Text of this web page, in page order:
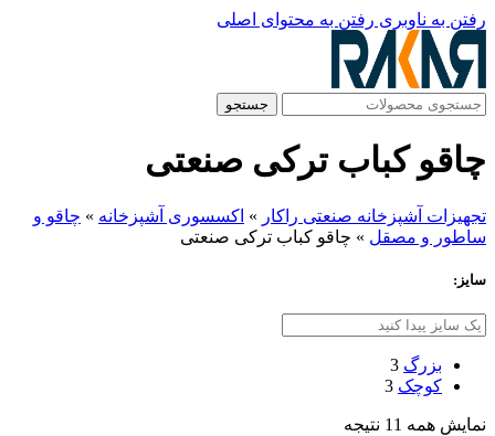
رفتن به ناوبری رفتن به محتوای اصلی
جستجو
چاقو کباب ترکی صنعتی
تجهیزات آشپزخانه صنعتی راکار » اکسسوری آشپزخانه » چاقو و
ساطور و مصقل » چاقو کباب ترکی صنعتی
سایز:
بزرگ 3
کوچک 3
نمایش همه 11 نتیجه